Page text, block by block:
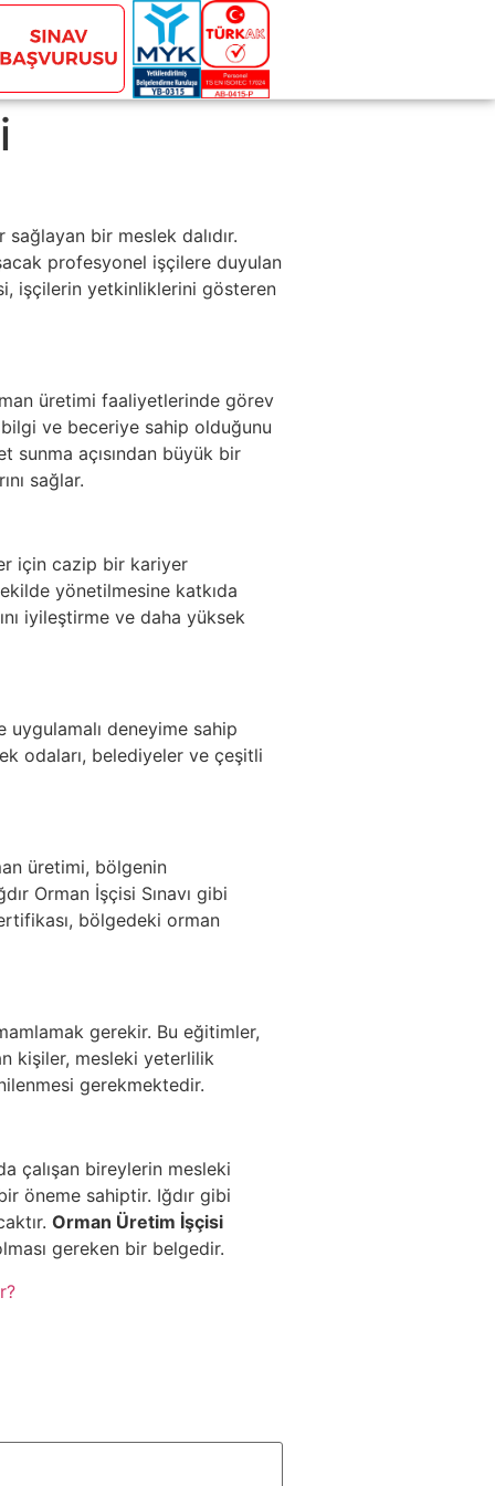
bir meslek dalıdır.
profesyonel işçilere duyulan
işçilerin yetkinliklerini gösteren
üretimi faaliyetlerinde görev
ve beceriye sahip olduğunu
sunma açısından büyük bir
sağlar.
için cazip bir kariyer
yönetilmesine katkıda
iyileştirme ve daha yüksek
deneyime sahip
odaları, belediyeler ve çeşitli
üretimi, bölgenin
Orman İşçisi Sınavı gibi
bölgedeki orman
gerekir. Bu eğitimler,
kişiler, mesleki yeterlilik
gerekmektedir.
çalışan bireylerin mesleki
öneme sahiptir. Iğdır gibi
Orman Üretim İşçisi
gereken bir belgedir.